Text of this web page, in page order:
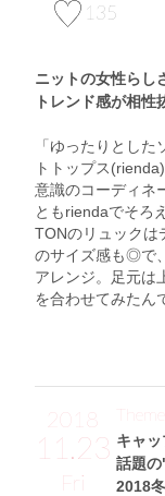
135
ニットの女性らし
トレンド感が相
「ゆったりとし
トトップス
意識のコーディ
ともriendaでそろ
TONのリュックは
のサイズ感も◎で
アレンジ。足元は
を合わせてみたん
2018
11.23
Fri
キャ
話題
2018
Theme